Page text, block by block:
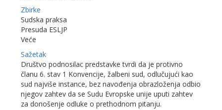
Zbirke
Sudska praksa
Presuda ESLJP
Veće
Sažetak
Društvo podnosilac predstavke tvrdi da je protivno
članu 6. stav 1 Konvencije, žalbeni sud, odlučujući kao
sud najviše instance, bez navođenja obrazloženja odbio
njegov zahtev da se Sudu Evropske unije uputi zahtev
za donošenje odluke o prethodnom pitanju.